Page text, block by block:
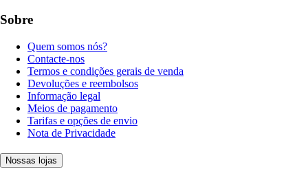
Sobre
Quem somos nós?
Contacte-nos
Termos e condições gerais de venda
Devoluções e reembolsos
Informação legal
Meios de pagamento
Tarifas e opções de envio
Nota de Privacidade
Nossas lojas